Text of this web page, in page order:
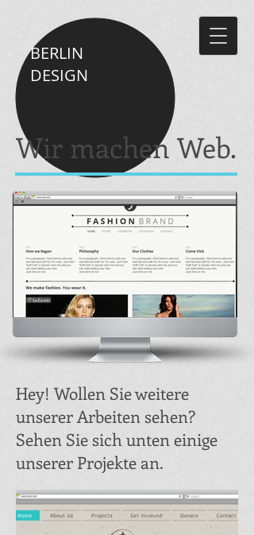
BERLIN
DESIGN
Wir machen Web.
Hey! Wollen Sie weitere
unserer Arbeiten sehen?
Sehen Sie sich unten einige
unserer Projekte an.